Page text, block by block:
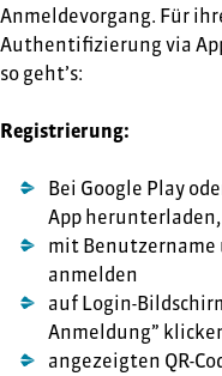
Anmeldevorgang. Für
Authentifizierung via
so geht’s:
Registrierung:
Bei Google Play
App
mit Benutzername
anmelden
auf Login-
Anmeldung”
angezeigten QR-